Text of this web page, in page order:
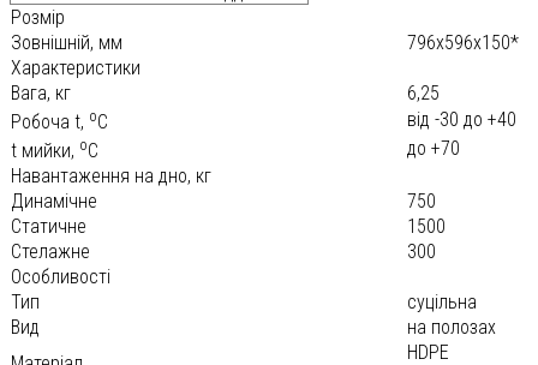
Розмір
Зовнішній, мм
796х596х150*
Характеристики
Вага, кг
6,25
Робоча t, oС
від -30 до +40
t мийки, oС
до +70
Навантаження на дно, кг
Динамічне
750
Статичне
1500
Стелажне
300
Особливості
Тип
суцільна
Вид
на полозах
HDPE